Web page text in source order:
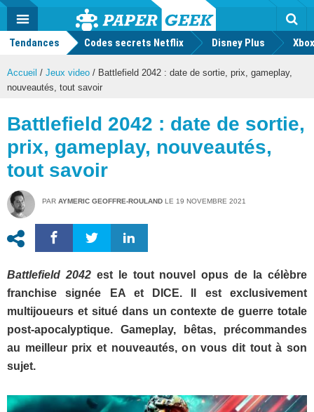
Actu
geek
MENU
Tendances Codes secrets Netflix Disney Plus
Accueil / Jeux video / Battlefield 2042 : date de sortie, prix, gameplay,
nouveautés, tout savoir
Battlefield 2042 : date de sortie,
prix, gameplay, nouveautés,
tout savoir
PAR AYMERIC GEOFFRE-ROULAND LE 19 NOVEMBRE 2021
Battlefield 2042 est le tout nouvel opus de la célèbre
franchise signée EA et DICE. Il est exclusivement
multijoueurs et situé dans un contexte de guerre totale
post-apocalyptique. Gameplay, bêtas, précommandes
au meilleur prix et nouveautés, on vous dit tout à son
sujet.
Mode
FacebookTwitter Youtube